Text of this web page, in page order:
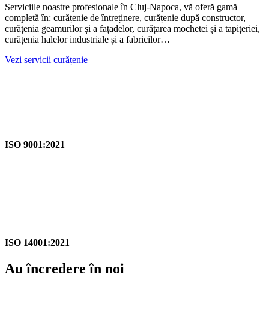
Serviciile noastre profesionale în Cluj-Napoca, vă oferă gamă
completă în: curățenie de întreținere, curățenie după constructor,
curățenia geamurilor și a fațadelor, curățarea mochetei și a tapițeriei,
curățenia halelor industriale și a fabricilor…
Vezi servicii curățenie
ISO 9001:2021
ISO 14001:2021
Au încredere în noi